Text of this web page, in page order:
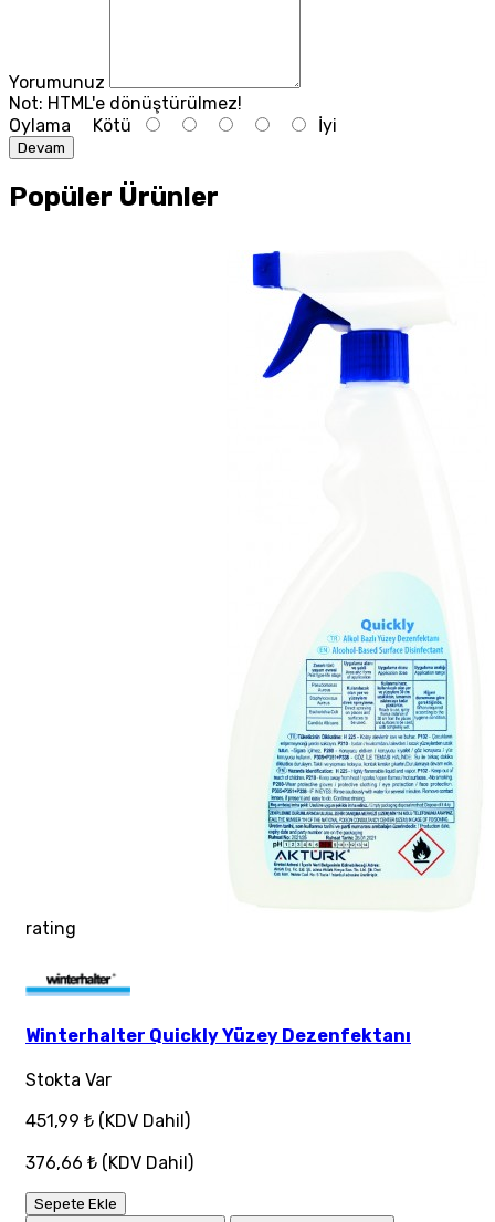
Yorumunuz
Not: HTML'e dönüştürülmez!
Oylama Kötü İyi
Devam
Popüler Ürünler
rating
Winterhalter Quickly Yüzey Dezenfektanı
Stokta Var
451,99 ₺ (KDV Dahil)
376,66 ₺ (KDV Dahil)
Sepete Ekle